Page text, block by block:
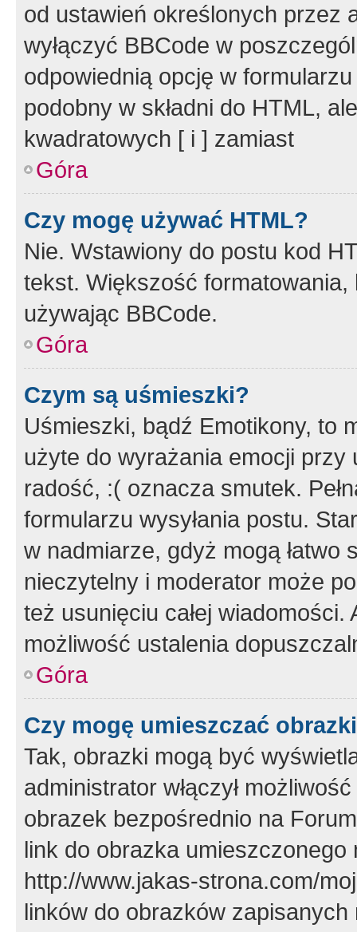
od ustawień określonych przez
wyłączyć BBCode w
odpowiednią opcję w
podobny w składni do HTML,
kwadratowych [ i ] zamiast
Góra
Czy mogę używać HTML?
Nie. Wstawiony do postu kod
tekst. Większość
używając BBCode.
Góra
Czym są uśmieszki?
Uśmieszki, bądź Emotikony, to
użyte do wyrażania emocji
radość, :( oznacza smutek.
formularzu wysyłania postu.
w nadmiarze, gdyż mogą
nieczytelny i moderator może
też usunięciu całej
możliwość ustalenia
Góra
Czy mogę umieszczać
Tak, obrazki mogą być
administrator włączył
obrazek bezpośrednio na
link do obrazka
http://www.jakas-strona.com/
linków do obrazków